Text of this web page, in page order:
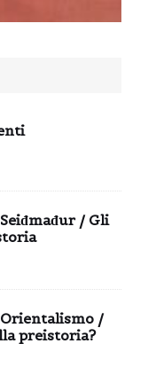
/ Gli
/
preistoria?